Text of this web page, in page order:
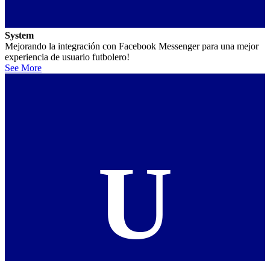
System
Mejorando la integración con Facebook Messenger para una mejor
experiencia de usuario futbolero!
See More
U